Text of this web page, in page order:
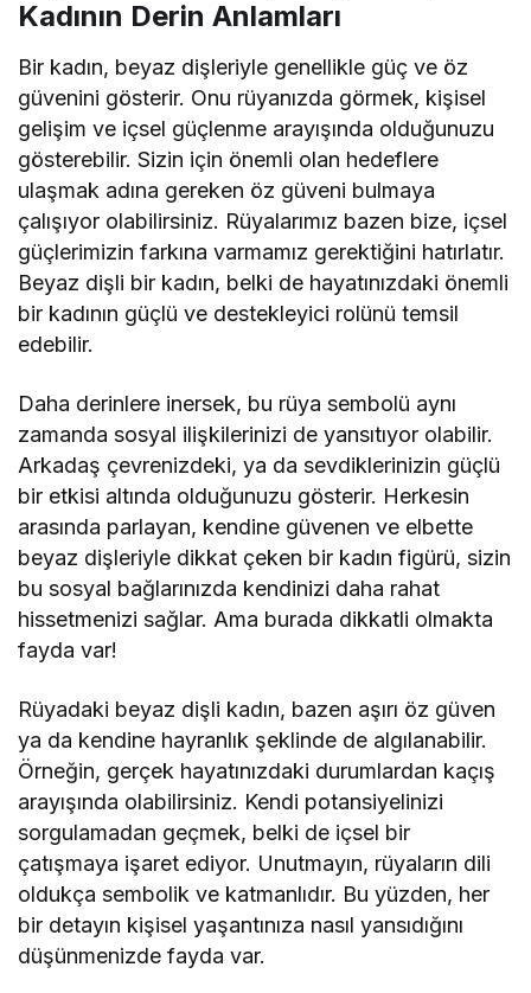
Kadının Derin Anlamları
Bir kadın, beyaz dişleriyle genellikle güç ve öz
güvenini gösterir. Onu rüyanızda görmek, kişisel
gelişim ve içsel güçlenme arayışında olduğunuzu
gösterebilir. Sizin için önemli olan hedeflere
ulaşmak adına gereken öz güveni bulmaya
çalışıyor olabilirsiniz. Rüyalarımız bazen bize, içsel
güçlerimizin farkına varmamız gerektiğini hatırlatır.
Beyaz dişli bir kadın, belki de hayatınızdaki önemli
bir kadının güçlü ve destekleyici rolünü temsil
edebilir.
Daha derinlere inersek, bu rüya sembolü aynı
zamanda sosyal ilişkilerinizi de yansıtıyor olabilir.
Arkadaş çevrenizdeki, ya da sevdiklerinizin güçlü
bir etkisi altında olduğunuzu gösterir. Herkesin
arasında parlayan, kendine güvenen ve elbette
beyaz dişleriyle dikkat çeken bir kadın figürü, sizin
bu sosyal bağlarınızda kendinizi daha rahat
hissetmenizi sağlar. Ama burada dikkatli olmakta
fayda var!
Rüyadaki beyaz dişli kadın, bazen aşırı öz güven
ya da kendine hayranlık şeklinde de algılanabilir.
Örneğin, gerçek hayatınızdaki durumlardan kaçış
arayışında olabilirsiniz. Kendi potansiyelinizi
sorgulamadan geçmek, belki de içsel bir
çatışmaya işaret ediyor. Unutmayın, rüyaların dili
oldukça sembolik ve katmanlıdır. Bu yüzden, her
bir detayın kişisel yaşantınıza nasıl yansıdığını
düşünmenizde fayda var.